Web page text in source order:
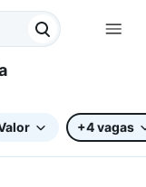
+4 vagas